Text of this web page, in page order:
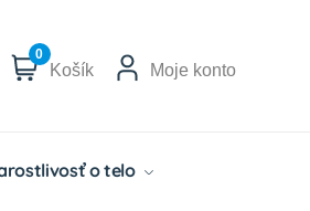
0
Košík Moje konto
o telo